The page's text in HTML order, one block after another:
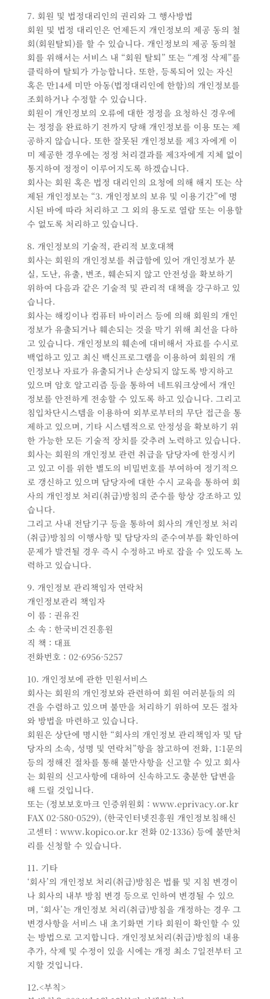
7. 회원 및 법정대리인의 권리와 그 행사방법
회원 및 법정 대리인은 언제든지 개인정보의 제공 동의 철
회(회원탈퇴)를 할 수 있습니다. 개인정보의 제공 동의철
회를 위해서는 서비스 내 “회원 탈퇴” 또는 “계정 삭제”를
클릭하여 탈퇴가 가능합니다. 또한, 등록되어 있는 자신
혹은 만14세 미만 아동(법정대리인에 한함)의 개인정보를
조회하거나 수정할 수 있습니다.
회원이 개인정보의 오류에 대한 정정을 요청하신 경우에
는 정정을 완료하기 전까지 당해 개인정보를 이용 또는 제
공하지 않습니다. 또한 잘못된 개인정보를 제3 자에게 이
미 제공한 경우에는 정정 처리결과를 제3자에게 지체 없이
통지하여 정정이 이루어지도록 하겠습니다.
회사는 회원 혹은 법정 대리인의 요청에 의해 해지 또는 삭
제된 개인정보는 “3. 개인정보의 보유 및 이용기간”에 명
시된 바에 따라 처리하고 그 외의 용도로 열람 또는 이용할
수 없도록 처리하고 있습니다.
8. 개인정보의 기술적, 관리적 보호대책
회사는 회원의 개인정보를 취급함에 있어 개인정보가 분
실, 도난, 유출, 변조, 훼손되지 않고 안전성을 확보하기
위하여 다음과 같은 기술적 및 관리적 대책을 강구하고 있
습니다.
회사는 해킹이나 컴퓨터 바이러스 등에 의해 회원의 개인
정보가 유출되거나 훼손되는 것을 막기 위해 최선을 다하
고 있습니다. 개인정보의 훼손에 대비해서 자료를 수시로
백업하고 있고 최신 백신프로그램을 이용하여 회원의 개
인정보나 자료가 유출되거나 손상되지 않도록 방지하고
있으며 암호 알고리즘 등을 통하여 네트워크상에서 개인
정보를 안전하게 전송할 수 있도록 하고 있습니다. 그리고
침입차단시스템을 이용하여 외부로부터의 무단 접근을 통
제하고 있으며, 기타 시스템적으로 안정성을 확보하기 위
한 가능한 모든 기술적 장치를 갖추려 노력하고 있습니다.
회사는 회원의 개인정보 관련 취급을 담당자에 한정시키
고 있고 이를 위한 별도의 비밀번호를 부여하여 정기적으
로 갱신하고 있으며 담당자에 대한 수시 교육을 통하여 회
사의 개인정보 처리(취급)방침의 준수를 항상 강조하고 있
습니다.
그리고 사내 전담기구 등을 통하여 회사의 개인정보 처리
(취급)방침의 이행사항 및 담당자의 준수여부를 확인하여
문제가 발견될 경우 즉시 수정하고 바로 잡을 수 있도록 노
력하고 있습니다.
9. 개인정보 관리책임자 연락처
개인정보관리 책임자
이 름 : 권유진
소 속 : 한국비건진흥원
직 책 : 대표
전화번호 : 02-6956-5257
10. 개인정보에 관한 민원서비스
회사는 회원의 개인정보와 관련하여 회원 여러분들의 의
견을 수렴하고 있으며 불만을 처리하기 위하여 모든 절차
와 방법을 마련하고 있습니다.
회원은 상단에 명시한 “회사의 개인정보 관리책임자 및 담
당자의 소속, 성명 및 연락처”항을 참고하여 전화, 1:1문의
등의 정해진 절차를 통해 불만사항을 신고할 수 있고 회사
는 회원의 신고사항에 대하여 신속하고도 충분한 답변을
해 드릴 것입니다.
또는 (정보보호마크 인증위원회 : www.eprivacy.or.kr
FAX 02-580-0529), (한국인터넷진흥원 개인정보침해신
고센터 : www.kopico.or.kr 전화 02-1336) 등에 불만처
리를 신청할 수 있습니다.
11. 기타
‘회사’의 개인정보 처리(취급)방침은 법률 및 지침 변경이
나 회사의 내부 방침 변경 등으로 인하여 변경될 수 있으
며, ‘회사’는 개인정보 처리(취급)방침을 개정하는 경우 그
변경사항을 서비스 내 초기화면 기타 회원이 확인할 수 있
는 방법으로 고지합니다. 개인정보처리(취급)방침의 내용
추가, 삭제 및 수정이 있을 시에는 개정 최소 7일전부터 고
지할 것입니다.
12.<부칙>